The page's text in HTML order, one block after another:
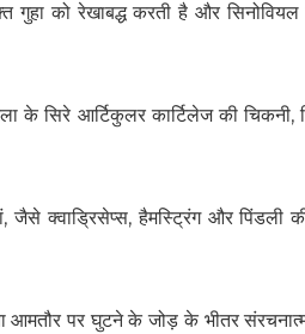
गुहा को रेखाबद्ध करती है और
के सिरे आर्टिकुलर कार्टिलेज की
क्वाड्रिसेप्स, हैमस्ट्रिंग और पिंडली
पर घुटने के जोड़ के भीतर